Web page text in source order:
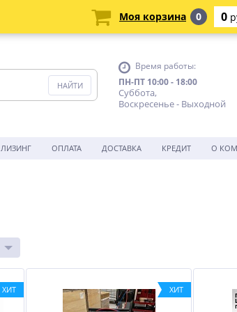
Время работы:
ПН-ПТ 10:00 - 18:00
Суббота,
Воскресенье - Выходной
ЛИЗИНГ ОПЛАТА ДОСТАВКА КРЕДИТ О
ХИТ ХИТ
Моя корзина 0 0